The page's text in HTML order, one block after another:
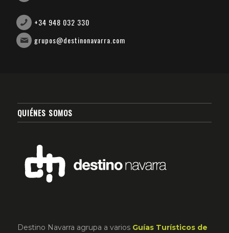
+34 948 032 330
grupos@destinonavarra.com
QUIÉNES SOMOS
Destino Navarra agrupa a varios Guías Turísticos de